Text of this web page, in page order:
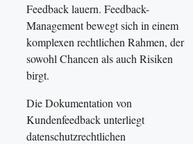
Feedback lauern. Feedback-
Management bewegt sich in einem
komplexen rechtlichen Rahmen, der
sowohl Chancen als auch Risiken
birgt.
Die Dokumentation von
Kundenfeedback unterliegt
datenschutzrechtlichen